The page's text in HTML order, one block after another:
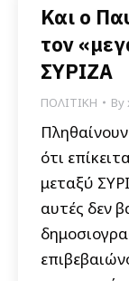
Και ο
τον
ΣΥΡΙΖΑ
ΠΟΛΙΤΙΚΗ By
Πληθαίνουν
ότι
μεταξύ
αυτές δεν